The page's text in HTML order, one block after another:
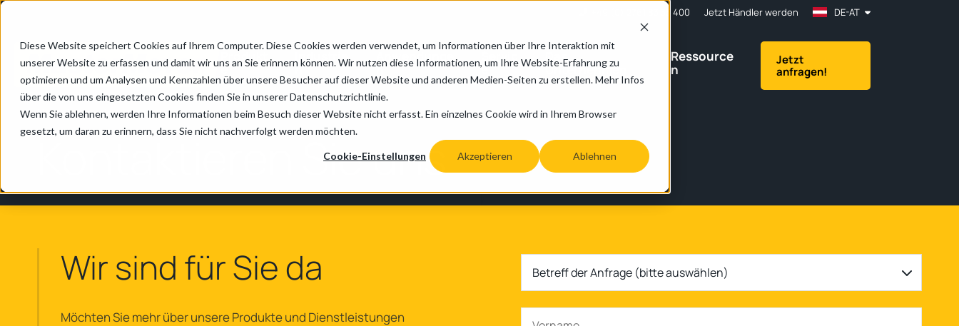
Diese Website speichert Cookies auf Ihrem Computer. Diese Cookies werden verwendet, um Informationen über Ihre Interaktion mit
unserer Website zu erfassen und damit wir uns an Sie erinnern können. Wir nutzen diese Informationen, um Ihre Website-Erfahrung zu
optimieren und um Analysen und Kennzahlen über unsere Besucher auf dieser Website und anderen Medien-Seiten zu erstellen. Mehr Infos
über die von uns eingesetzten Cookies finden Sie in unserer Datenschutzrichtlinie.
Wenn Sie ablehnen, werden Ihre Informationen beim Besuch dieser Website nicht erfasst. Ein einzelnes Cookie wird in Ihrem Browser
gesetzt, um daran zu erinnern, dass Sie nicht nachverfolgt werden möchten.
Cookie-Einstellungen Akzeptieren Ablehnen
+49 (0) 2761 83 33 400 Jetzt Händler werden DE-AT
Produkt
e
Industrie
n
Anwendunge
n
Servic
e
Das
Unternehmen
Ressource
n
Jetzt
anfragen!
Home/ Kontakt
Kontaktieren Sie uns
Wir sind für Sie da
Möchten Sie mehr über unsere Produkte und Dienstleistungen
Betreff der Anfrage (bitte auswählen)